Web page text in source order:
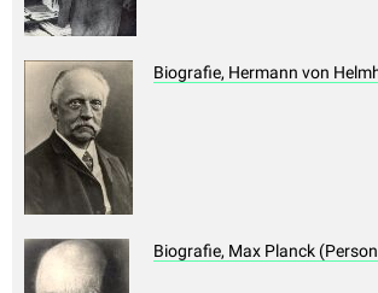
Biografie, Hermann von
Biografie, Max Planck